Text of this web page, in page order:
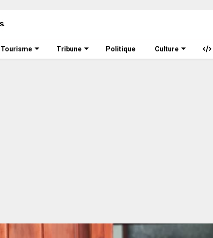
Tourisme Tribune Politique Culture